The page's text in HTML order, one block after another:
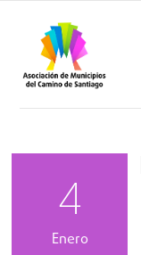
contenido
4
Enero